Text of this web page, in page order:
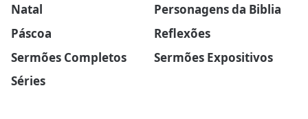
Natal
Personagens da Biblia
Páscoa
Reflexões
Sermões Completos
Sermões Expositivos
Séries